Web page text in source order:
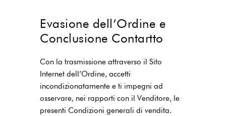
Evasione dell’Ordine e
Conclusione Contartto
Con la trasmissione attraverso il Sito
Internet dell’Ordine, accetti
incondizionatamente e ti impegni ad
osservare, nei rapporti con il Venditore, le
presenti Condizioni generali di vendita.